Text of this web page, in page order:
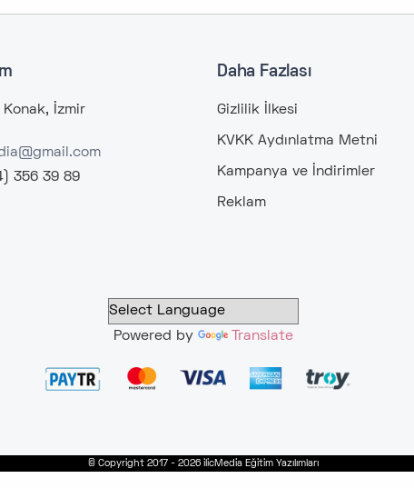
Konak, İzmir
356 39 89
Daha Fazlası
Gizlilik İlkesi
KVKK Aydınlatma Metni
Kampanya ve İndirimler
Reklam
Powered by Translate
© Copyright 2017 - 2026 ilicMedia Eğitim Yazılımları